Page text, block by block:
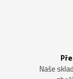
Naše